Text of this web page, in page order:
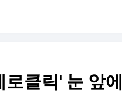
클릭' 눈 앞에